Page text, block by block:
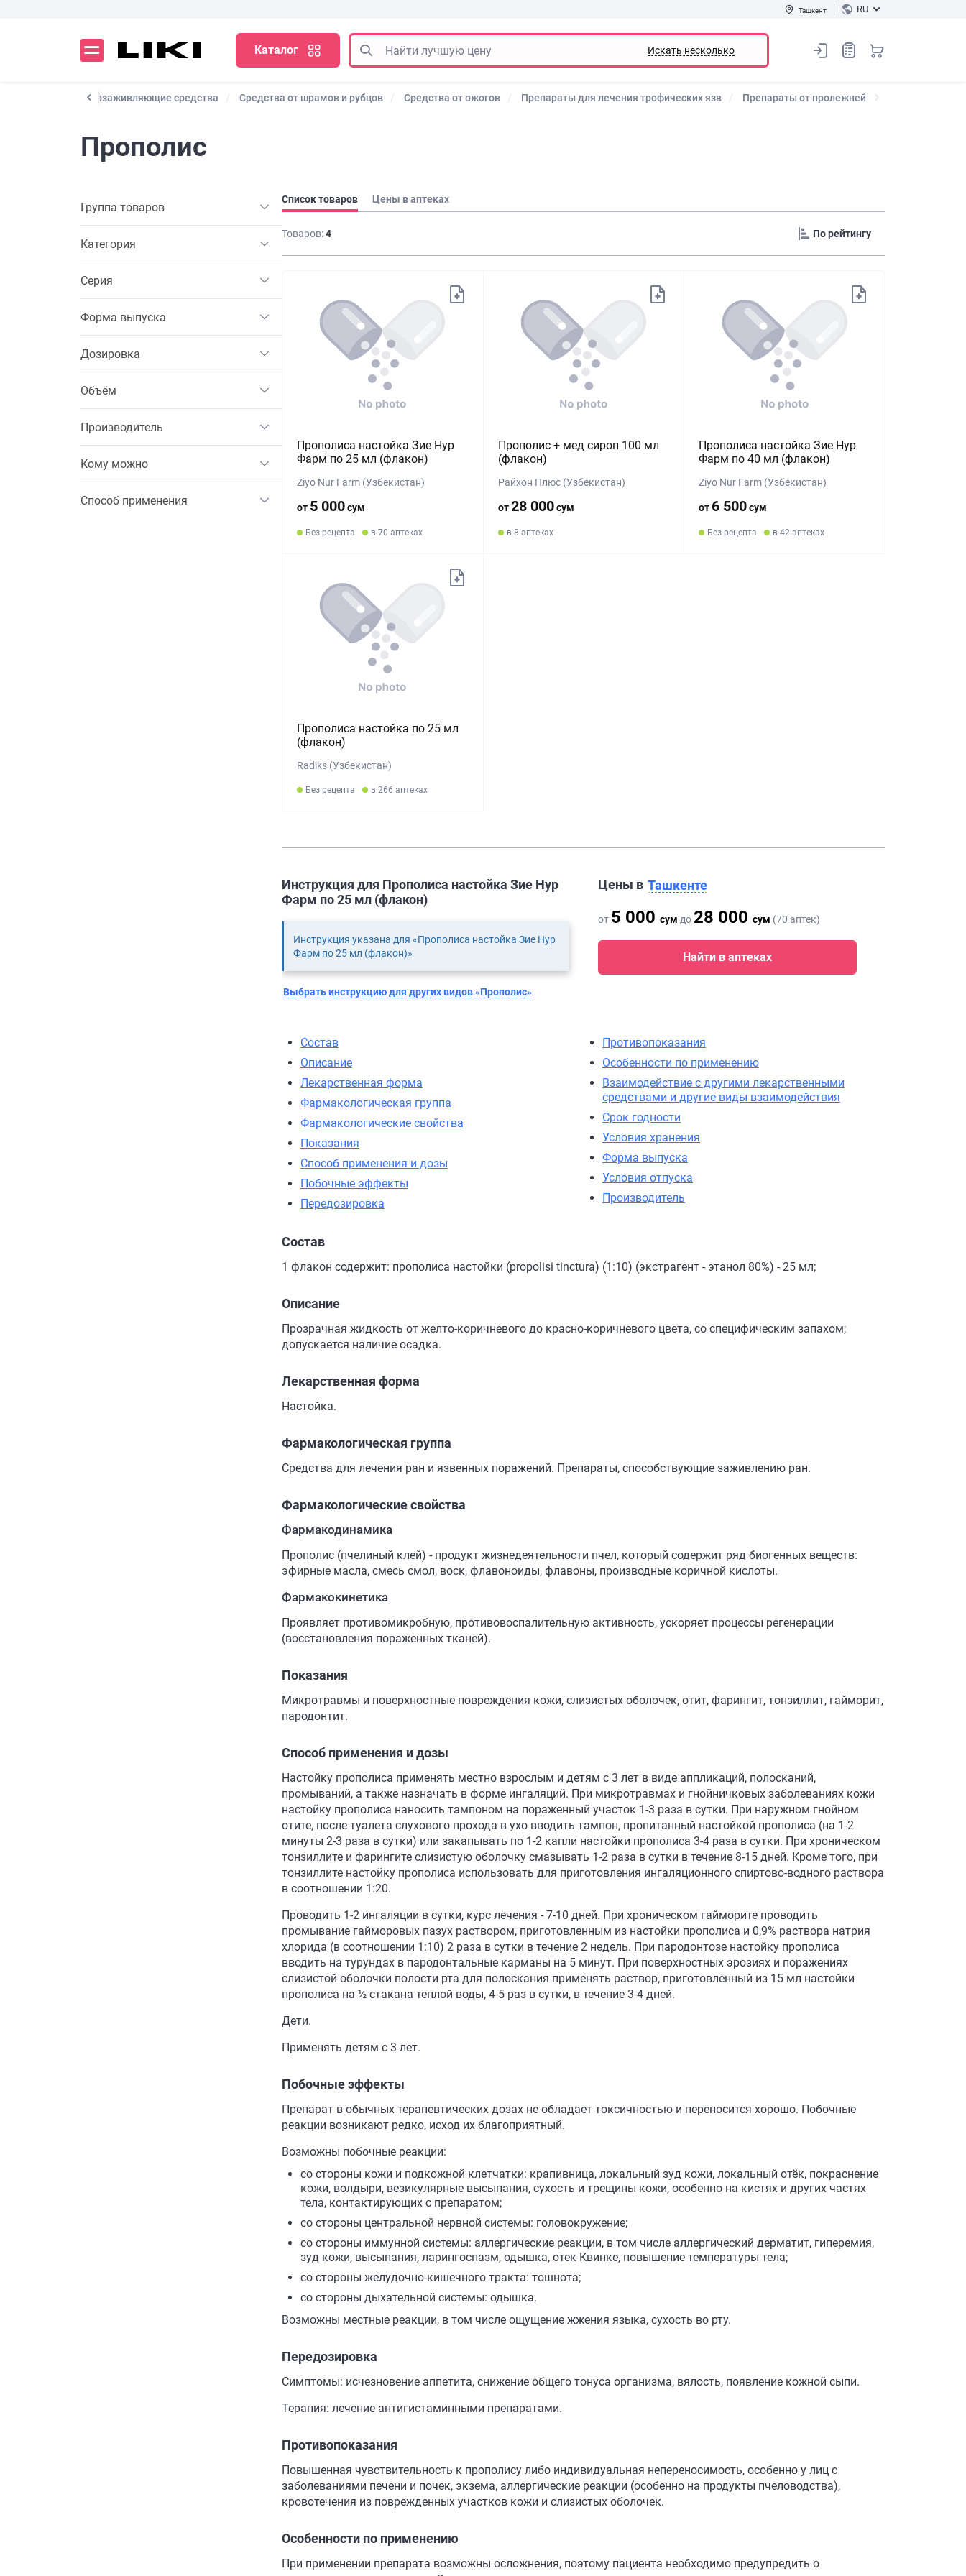
Ташкент RU
Каталог Искать несколько
Ранозаживляющие средства Средства от шрамов и рубцов Средства от ожогов Препараты для лечения трофических язв Препараты от пролежней
Прополис
Группа товаров
Категория
Серия
Форма выпуска
Дозировка
Объём
Производитель
Кому можно
Способ применения
Список товаров Цены в аптеках
Товаров:4
Прополиса настойка Зие Нур
Фарм по 25 мл (флакон)
Ziyo Nur Farm (Узбекистан)
от 5 000сум
Без рецепта в 70 аптеках
Прополис + мед сироп 100 мл
(флакон)
Райхон Плюс (Узбекистан)
от28 000сум
в 8 аптеках
Прополиса настойка Зие Нур
Фарм по 40 мл (флакон)
Ziyo Nur Farm (Узбекистан)
от 6 500сум
Без рецепта в 42 аптеках
Прополиса настойка по 25 мл
(флакон)
Radiks (Узбекистан)
Без рецепта в 266 аптеках
Цены в Ташкенте
от 5 000 сум до 28 000 сум (70 аптек)
Найти в аптеках
Инструкция для Прополиса настойка Зие Нур
Фарм по 25 мл (флакон)
Инструкция указана для «Прополиса настойка Зие Нур
Фарм по 25 мл (флакон)»
Выбрать инструкцию для других видов «Прополис»
Состав
Описание
Лекарственная форма
Фармакологическая группа
Фармакологические свойства
Показания
Способ применения и дозы
Побочные эффекты
Передозировка
Противопоказания
Особенности по применению
Взаимодействие с другими лекарственными
средствами и другие виды взаимодействия
Срок годности
Условия хранения
Форма выпуска
Условия отпуска
Производитель
Состав
1 флакон содержит: прополиса настойки (propolisi tinctura) (1:10) (экстрагент - этанол 80%) - 25 мл;
Описание
Прозрачная жидкость от желто-коричневого до красно-коричневого цвета, со специфическим запахом;
допускается наличие осадка.
Лекарственная форма
Настойка.
Фармакологическая группа
Средства для лечения ран и язвенных поражений. Препараты, способствующие заживлению ран.
Фармакологические свойства
Фармакодинамика
Прополис (пчелиный клей) - продукт жизнедеятельности пчел, который содержит ряд биогенных веществ:
эфирные масла, смесь смол, воск, флавоноиды, флавоны, производные коричной кислоты.
Фармакокинетика
Проявляет противомикробную, противовоспалительную активность, ускоряет процессы регенерации
(восстановления пораженных тканей).
Показания
Микротравмы и поверхностные повреждения кожи, слизистых оболочек, отит, фарингит, тонзиллит, гайморит,
пародонтит.
Способ применения и дозы
Настойку прополиса применять местно взрослым и детям с 3 лет в виде аппликаций, полосканий,
промываний, а также назначать в форме ингаляций. При микротравмах и гнойничковых заболеваниях кожи
настойку прополиса наносить тампоном на пораженный участок 1-3 раза в сутки. При наружном гнойном
отите, после туалета слухового прохода в ухо вводить тампон, пропитанный настойкой прополиса (на 1-2
минуты 2-3 раза в сутки) или закапывать по 1-2 капли настойки прополиса 3-4 раза в сутки. При хроническом
тонзиллите и фарингите слизистую оболочку смазывать 1-2 раза в сутки в течение 8-15 дней. Кроме того, при
тонзиллите настойку прополиса использовать для приготовления ингаляционного спиртово-водного раствора
в соотношении 1:20.
Проводить 1-2 ингаляции в сутки, курс лечения - 7-10 дней. При хроническом гайморите проводить
промывание гайморовых пазух раствором, приготовленным из настойки прополиса и 0,9% раствора натрия
хлорида (в соотношении 1:10) 2 раза в сутки в течение 2 недель. При пародонтозе настойку прополиса
вводить на турундах в пародонтальные карманы на 5 минут. При поверхностных эрозиях и поражениях
слизистой оболочки полости рта для полоскания применять раствор, приготовленный из 15 мл настойки
прополиса на ½ стакана теплой воды, 4-5 раз в сутки, в течение 3-4 дней.
Дети.
Применять детям с 3 лет.
Побочные эффекты
Препарат в обычных терапевтических дозах не обладает токсичностью и переносится хорошо. Побочные
реакции возникают редко, исход их благоприятный.
Возможны побочные реакции:
со стороны кожи и подкожной клетчатки: крапивница, локальный зуд кожи, локальный отёк, покраснение
кожи, волдыри, везикулярные высыпания, сухость и трещины кожи, особенно на кистях и других частях
тела, контактирующих с препаратом;
со стороны центральной нервной системы: головокружение;
со стороны иммунной системы: аллергические реакции, в том числе аллергический дерматит, гиперемия,
зуд кожи, высыпания, ларингоспазм, одышка, отек Квинке, повышение температуры тела;
со стороны желудочно-кишечного тракта: тошнота;
со стороны дыхательной системы: одышка.
Возможны местные реакции, в том числе ощущение жжения языка, сухость во рту.
Передозировка
Симптомы: исчезновение аппетита, снижение общего тонуса организма, вялость, появление кожной сыпи.
Терапия: лечение антигистаминными препаратами.
Противопоказания
Повышенная чувствительность к прополису либо индивидуальная непереносимость, особенно у лиц с
заболеваниями печени и почек, экзема, аллергические реакции (особенно на продукты пчеловодства),
кровотечения из поврежденных участков кожи и слизистых оболочек.
Особенности по применению
При применении препарата возможны осложнения, поэтому пациента необходимо предупредить о